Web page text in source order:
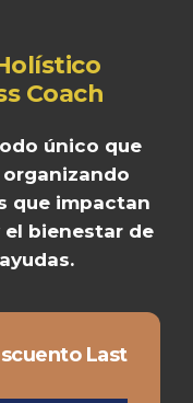
Last
Coach
único que
organizando
que impactan
bienestar de